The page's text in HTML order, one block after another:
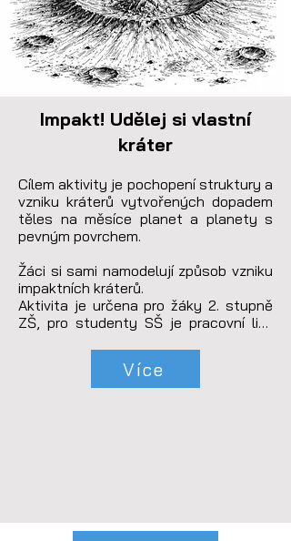
Impakt! Udělej si vlastní
kráter
Cílem aktivity je pochopení struktury a
vzniku kráterů vytvořených dopadem
těles na měsíce planet a planety s
pevným povrchem.
Žáci si sami namodelují způsob vzniku
impaktních kráterů.
Aktivita je určena pro žáky 2. stupně
ZŠ, pro studenty SŠ je pracovní list
Více